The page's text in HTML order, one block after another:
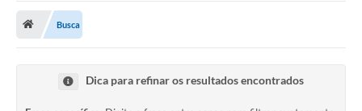
Ouvidoria
Busca
Dica para refinar os resultados encontrados